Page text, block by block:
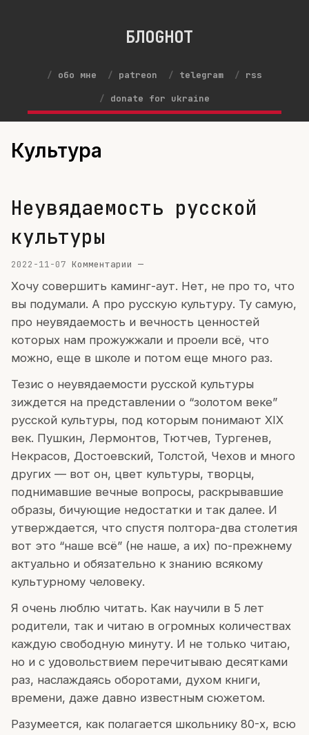
БЛОGНОТ
обо мне patreon telegram
rss
donate for ukraine
Культура
Неувядаемость русской
культуры
2022-11-07 Комментарии —
Хочу совершить каминг-аут. Нет, не про то, что
вы подумали. А про русскую культуру. Ту самую,
про неувядаемость и вечность ценностей
которых нам прожужжали и проели всё, что
можно, еще в школе и потом еще много раз.
Тезис о неувядаемости русской культуры
зиждется на представлении о “золотом веке”
русской культуры, под которым понимают XIX
век. Пушкин, Лермонтов, Тютчев, Тургенев,
Некрасов, Достоевский, Толстой, Чехов и много
других — вот он, цвет культуры, творцы,
поднимавшие вечные вопросы, раскрывавшие
образы, бичующие недостатки и так далее. И
утверждается, что спустя полтора-два столетия
вот это “наше всё” (не наше, а их) по-прежнему
актуально и обязательно к знанию всякому
культурному человеку.
Я очень люблю читать. Как научили в 5 лет
родители, так и читаю в огромных количествах
каждую свободную минуту. И не только читаю,
но и с удовольствием перечитываю десятками
раз, наслаждаясь оборотами, духом книги,
времени, даже давно известным сюжетом.
Разумеется, как полагается школьнику 80-х, всю